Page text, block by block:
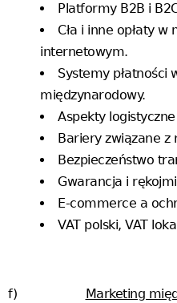
Platformy B2B i
Cła i inne opłaty
internetowym.
Systemy płatności
międzynarodowy.
Aspekty
Bariery związane
Bezpieczeństwo
Gwarancja i
E-commerce a
VAT polski, VAT
f)
Marketing